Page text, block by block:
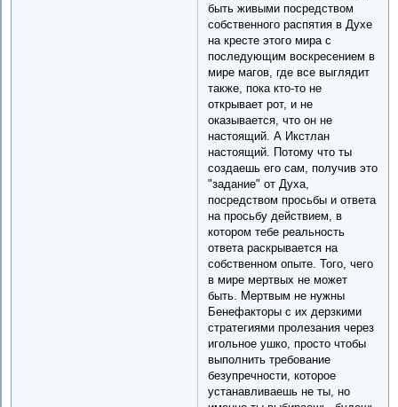
быть живыми посредством
собственного распятия в Духе
на кресте этого мира с
последующим воскресением в
мире магов, где все выглядит
также, пока кто-то не
открывает рот, и не
оказывается, что он не
настоящий. А Икстлан
настоящий. Потому что ты
создаешь его сам, получив это
"задание" от Духа,
посредством просьбы и ответа
на просьбу действием, в
котором тебе реальность
ответа раскрывается на
собственном опыте. Того, чего
в мире мертвых не может
быть. Мертвым не нужны
Бенефакторы с их дерзкими
стратегиями пролезания через
игольное ушко, просто чтобы
выполнить требование
безупречности, которое
устанавливаешь не ты, но